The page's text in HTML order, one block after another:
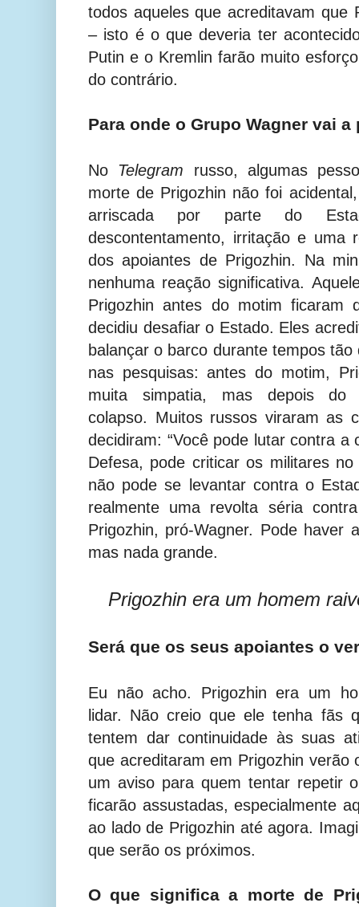
todos aqueles que acreditavam que
– isto é o que deveria ter
Putin e o Kremlin farão muito
do contrário.
Para onde o Grupo Wagner vai
No Telegram russo, algumas
morte de Prigozhin não foi
arriscada por parte do
descontentamento, irritação e uma
dos apoiantes de Prigozhin. Na
nenhuma reação significativa.
Prigozhin antes do motim ficaram
decidiu desafiar o Estado. Eles
balançar o barco durante tempos
nas pesquisas: antes do motim,
muita simpatia, mas depois
colapso. Muitos russos viraram as
decidiram: “Você pode lutar contra a
Defesa, pode criticar os militares
não pode se levantar contra o
realmente uma revolta séria
Prigozhin, pró-Wagner. Pode haver
mas nada grande.
Prigozhin era um homem
Será que os seus apoiantes o
Eu não acho. Prigozhin era um
lidar. Não creio que ele tenha fãs
tentem dar continuidade às suas
que acreditaram em Prigozhin verão
um aviso para quem tentar repetir
ficarão assustadas, especialmente
ao lado de Prigozhin até agora.
que serão os próximos.
O que significa a morte de